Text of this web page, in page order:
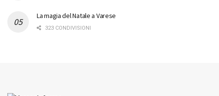
La magia del Natale a Varese
323 CONDIVISIONI